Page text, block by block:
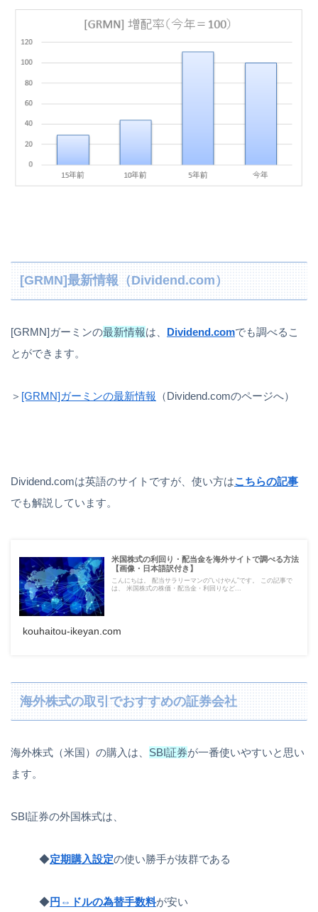
[GRMN]最新情報（Dividend.com）
[GRMN]ガーミンの最新情報は、 Dividend.comでも調べるこ
とができます。
＞ [GRMN]ガーミンの最新情報 （Dividend.comのページへ）
Dividend.comは英語のサイトですが、使い方はこちらの記事
でも解説しています。
米国株式の利回り・配当金を海外サイトで調べる方法
【画像・日本語訳付き】
こんにちは。 配当サラリーマンの“いけやん”です。 この記事で
は、 米国株式の株価・配当金・利回りなど...
kouhaitou-ikeyan.com
海外株式の取引でおすすめの証券会社
海外株式（米国）の購入は、 SBI証券が一番使いやすいと思い
ます。
SBI証券の外国株式は、
◆定期購入設定の使い勝手が抜群である
◆円⇔ドルの為替手数料が安い